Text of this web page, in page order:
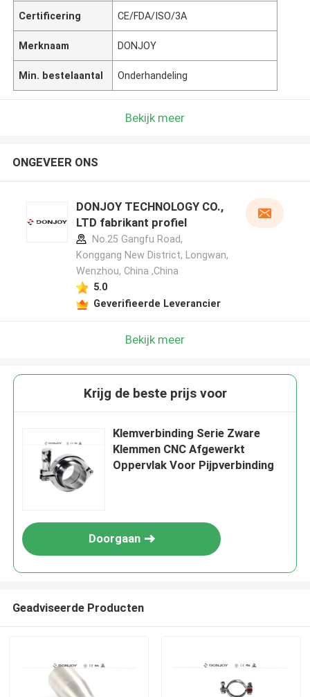
Certificering CE/FDA/ISO/3A
Merknaam DONJOY
Min. bestelaantal Onderhandeling
Bekijk meer
ONGEVEER ONS
DONJOY TECHNOLOGY CO.,
LTD fabrikant profiel
No.25 Gangfu Road,
Konggang New District, Longwan,
Wenzhou, China ,China
5.0
Geverifieerde Leverancier
Bekijk meer
Krijg de beste prijs voor
Klemverbinding Serie Zware
Klemmen CNC Afgewerkt
Oppervlak Voor Pijpverbinding
Doorgaan
Geadviseerde Producten